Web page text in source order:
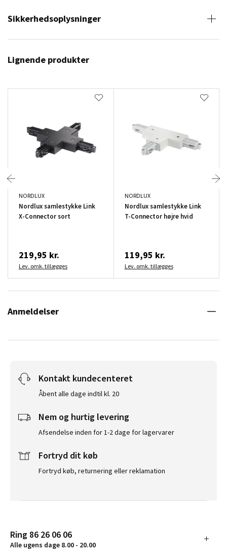
Sikkerhedsoplysninger
Lignende produkter
NORDLUX
Nordlux samlestykke Link
X-Connector sort
219,95 kr.
Lev. omk. tillægges
NORDLUX
Nordlux samlestykke Link
T-Connector højre hvid
119,95 kr.
Lev. omk. tillægges
Anmeldelser
Kontakt kundecenteret
Åbent alle dage indtil kl. 20
Nem og hurtig levering
Afsendelse inden for 1-2 dage for lagervarer
Fortryd dit køb
Fortryd køb, returnering eller reklamation
Ring 86 26 06 06
Alle ugens dage 8.00 - 20.00